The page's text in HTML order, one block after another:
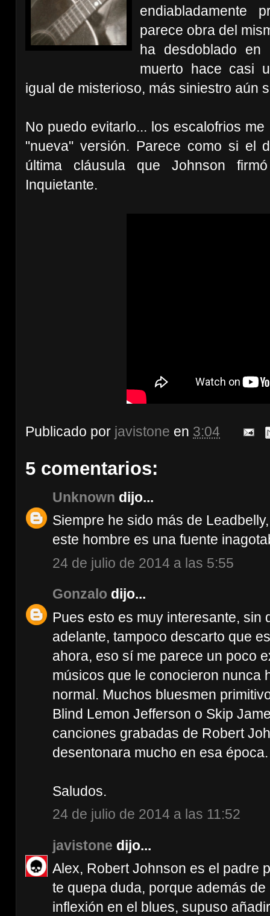
endiabladamente
parece obra del
ha desdoblado en
muerto hace casi
igual de misterioso, más siniestro aún
No puedo evitarlo... los escalofrios
"nueva" versión. Parece como si el
última cláusula que Johnson
Inquietante.
Publicado por javistone en 3:04
5 comentarios:
Unknown dijo...
Siempre he sido más de
este hombre es una fuente
24 de julio de 2014 a las 5:55
Gonzalo dijo...
Pues esto es muy interesante, sin
adelante, tampoco descarto que
ahora, eso sí me parece un poco
músicos que le conocieron nunca
normal. Muchos bluesmen
Blind Lemon Jefferson o Skip
canciones grabadas de Robert
desentonara mucho en esa época.
Saludos.
24 de julio de 2014 a las 11:52
javistone dijo...
Alex, Robert Johnson es el padre
te quepa duda, porque además
inflexión en el blues, supuso